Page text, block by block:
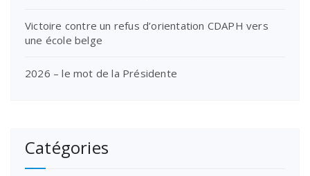
Victoire contre un refus d’orientation CDAPH vers
une école belge
2026 – le mot de la Présidente
Catégories